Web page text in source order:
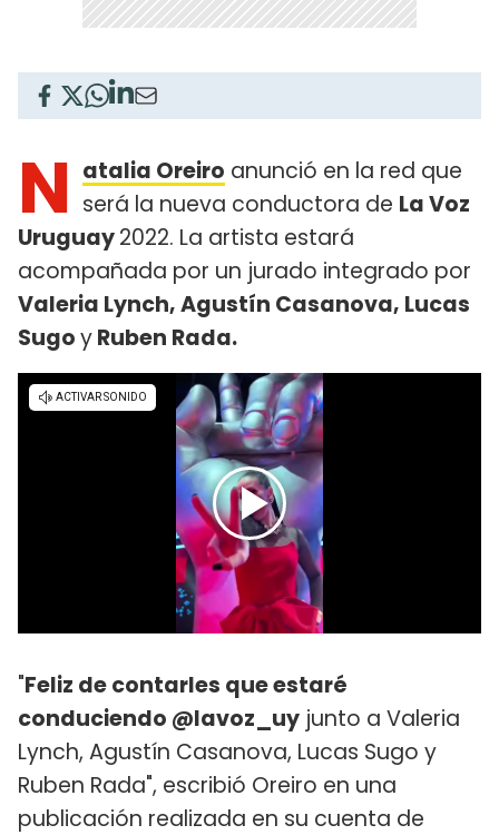
N atalia Oreiro anunció en la red que
será la nueva conductora de La Voz
Uruguay2022. La artista estará
acompañada por un jurado integrado por
Valeria Lynch, Agustín Casanova, Lucas
SugoyRuben Rada.
"Feliz de contarles que estaré
conduciendo @lavoz_uy junto a Valeria
Lynch, Agustín Casanova, Lucas Sugo y
Ruben Rada", escribió Oreiro en una
publicación realizada en su cuenta de